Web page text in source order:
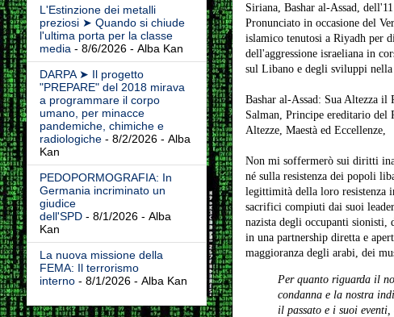
Siriana, Bashar al-Assad,
Pronunciato in occasione del
islamico tenutosi a Riyadh per
dell'aggressione israeliana in
sul Libano e degli sviluppi nella
Bashar al-Assad: Sua Altezza il
Salman, Principe ereditario del
Altezze, Maestà ed Eccellenze,
Non mi soffermerò sui diritti
né sulla resistenza dei popoli
legittimità della loro resistenza
sacrifici compiuti dai suoi
nazista degli occupanti sionisti,
in una partnership diretta e
maggioranza degli arabi, dei
Per quanto riguarda il
condanna e la nostra
il passato e i suoi
L'Estinzione dei metalli
preziosi ➤ Quando si chiude
l'ultima porta per la classe
media - 8/6/2026- Alba Kan
DARPA ➤ Il progetto
"PREPARE" del 2018 mirava
a programmare il corpo
umano, per minacce
pandemiche, chimiche e
radiologiche- 8/2/2026- Alba
Kan
PEDOPORMOGRAFIA: In
Germania incriminato un
giudice
dell'SPD- 8/1/2026- Alba
Kan
La nuova missione della
FEMA: Il terrorismo
interno- 8/1/2026- Alba Kan